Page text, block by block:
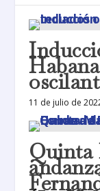
11 de julio de
Quinta